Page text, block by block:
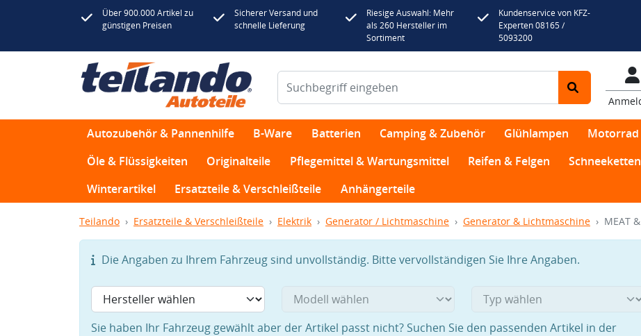
Über 900.000 Artikel zu
günstigen Preisen
Sicherer Versand und
schnelle Lieferung
Riesige Auswahl: Mehr
als 260 Hersteller im
Sortiment
Kundenservice von KFZ-
Experten 08165 /
5093200
Autozubehör & Pannenhilfe B-Ware Batterien Camping & Zubehör Glühlampen Motorrad
Öle & Flüssigkeiten
Originalteile Pflegemittel & Wartungsmittel Reifen & Felgen Schneeketten
Winterartikel
Ersatzteile & Verschleißteile Anhängerteile
Teilando Ersatzteile & Verschleißteile Elektrik Generator / Lichtmaschine Generator & Lichtmaschine MEAT
Die Angaben zu Ihrem Fahrzeug sind unvollständig. Bitte vervollständigen Sie Ihre Angaben.
Sie haben Ihr Fahrzeug gewählt aber der Artikel passt nicht? Suchen Sie den passenden Artikel in der